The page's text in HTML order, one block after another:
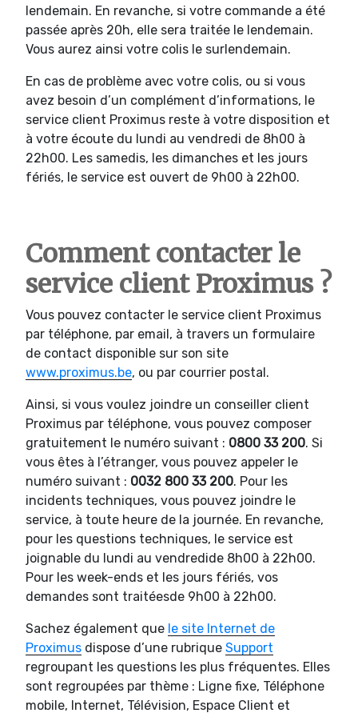
lendemain. En revanche, si votre commande a été
passée après 20h, elle sera traitée le lendemain.
Vous aurez ainsi votre colis le surlendemain.
En cas de problème avec votre colis, ou si vous
avez besoin d’un complément d’informations, le
service client Proximus reste à votre disposition et
à votre écoute du lundi au vendredi de 8h00 à
22h00. Les samedis, les dimanches et les jours
fériés, le service est ouvert de 9h00 à 22h00.
Comment contacter le
service client Proximus ?
Vous pouvez contacter le service client Proximus
par téléphone, par email, à travers un formulaire
de contact disponible sur son site
www.proximus.be, ou par courrier postal.
Ainsi, si vous voulez joindre un conseiller client
Proximus par téléphone, vous pouvez composer
gratuitement le numéro suivant : 0800 33 200. Si
vous êtes à l’étranger, vous pouvez appeler le
numéro suivant : 0032 800 33 200. Pour les
incidents techniques, vous pouvez joindre le
service, à toute heure de la journée. En revanche,
pour les questions techniques, le service est
joignable du lundi au vendredide 8h00 à 22h00.
Pour les week-ends et les jours fériés, vos
demandes sont traitéesde 9h00 à 22h00.
Sachez également que le site Internet de
Proximus dispose d’une rubrique Support
regroupant les questions les plus fréquentes. Elles
sont regroupées par thème : Ligne fixe, Téléphone
mobile, Internet, Télévision, Espace Client et